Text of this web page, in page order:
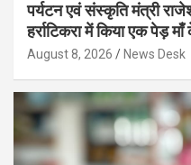
पर्यटन एवं संस्कृति मंत्री
हर्राटिकरा में किया एक पेड़
August 8, 2026 News Desk